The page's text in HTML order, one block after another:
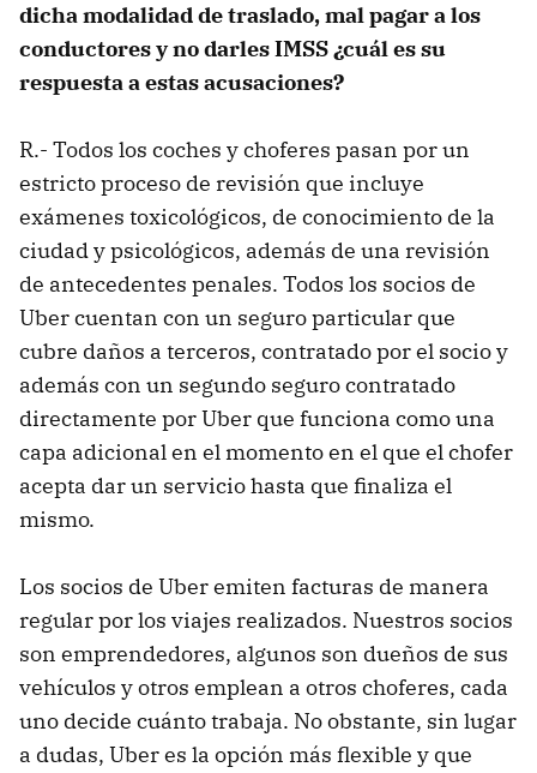
dicha modalidad de traslado, mal pagar a los
conductores y no darles IMSS ¿cuál es su
respuesta a estas acusaciones?
R.- Todos los coches y choferes pasan por un
estricto proceso de revisión que incluye
exámenes toxicológicos, de conocimiento de la
ciudad y psicológicos, además de una revisión
de antecedentes penales. Todos los socios de
Uber cuentan con un seguro particular que
cubre daños a terceros, contratado por el socio y
además con un segundo seguro contratado
directamente por Uber que funciona como una
capa adicional en el momento en el que el chofer
acepta dar un servicio hasta que finaliza el
mismo.
Los socios de Uber emiten facturas de manera
regular por los viajes realizados. Nuestros socios
son emprendedores, algunos son dueños de sus
vehículos y otros emplean a otros choferes, cada
uno decide cuánto trabaja. No obstante, sin lugar
a dudas, Uber es la opción más flexible y que